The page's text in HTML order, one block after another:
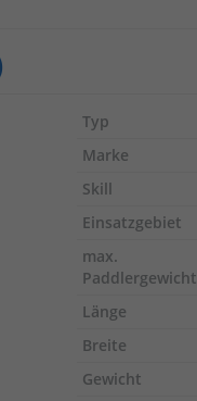
Typ
Marke
Skill
Einsatzgebiet
max.
Paddlergewicht
Länge
Breite
Gewicht